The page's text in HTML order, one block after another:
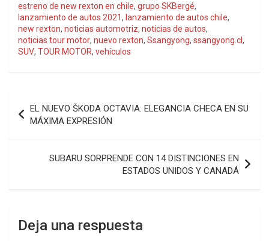
estreno de new rexton en chile, grupo SKBergé,
lanzamiento de autos 2021, lanzamiento de autos chile,
new rexton, noticias automotriz, noticias de autos,
noticias tour motor, nuevo rexton, Ssangyong, ssangyong.cl,
SUV, TOUR MOTOR, vehículos
Navegación
de
entradas
EL NUEVO ŠKODA OCTAVIA: ELEGANCIA CHECA EN SU
MÁXIMA EXPRESIÓN
SUBARU SORPRENDE CON 14 DISTINCIONES EN
ESTADOS UNIDOS Y CANADÁ
Deja una respuesta